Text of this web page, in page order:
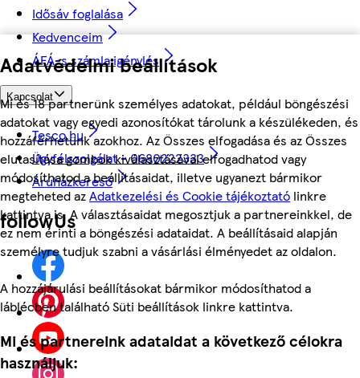
Adatvédelmi beállítások
Mi és 18 partnerünk személyes adatokat, például böngészési
adatokat vagy egyedi azonosítókat tárolunk a készülékeden, és
hozzáférhetünk azokhoz. Az Összes elfogadása és az Összes
elutasítása gombok kiválasztásával elfogadhatod vagy
módosíthatod a beállításaidat, illetve ugyanezt bármikor
megteheted azAdatkezelési és Cookie tájékoztató linkre
kattintva is. A választásaidat megosztjuk a partnereinkkel, de
ez nem érinti a böngészési adataidat. A beállításaid alapján
személyre tudjuk szabni a vásárlási élményedet az oldalon.
A hozzájárulási beállításokat bármikor módosíthatod a
láblécben található Süti beállítások linkre kattintva.
Mi és partnereink adataidat a következő célokra
használjuk:
Idősáv foglalása
Kedvenceim
ÁFÁ-s számla igénylés
Kapcsolat
Tesco.hu
Ügyfélszolgálat - 0680222333
Áruházkereső
followUs